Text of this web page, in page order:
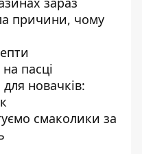
причини, чому
пасці
новачків:
смаколики за